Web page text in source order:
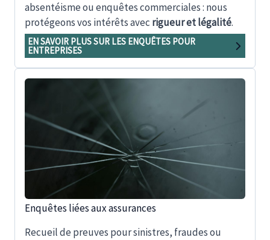
absentéisme ou enquêtes commerciales : nous
protégeons vos intérêts avec rigueur et légalité.
EN SAVOIR PLUS SUR LES ENQUÊTES POUR
ENTREPRISES
Enquêtes liées aux assurances
Recueil de preuves pour sinistres, fraudes ou